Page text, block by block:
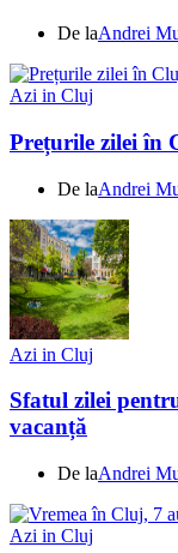
De laAndrei
Azi in Cluj
Prețurile zilei în
De laAndrei
Azi in Cluj
Sfatul zilei
vacanță
De laAndrei
Azi in Cluj